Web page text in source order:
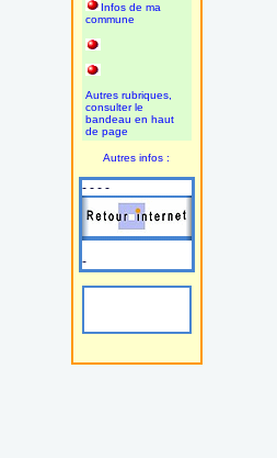
Infos de ma
commune
Autres rubriques,
consulter le
bandeau en haut
de page
Autres infos :
- - - -
-